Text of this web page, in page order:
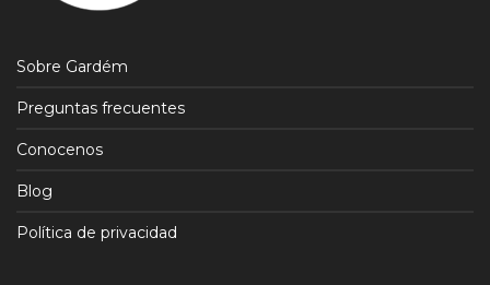
Sobre Gardém
Preguntas frecuentes
Conocenos
Blog
Política de privacidad